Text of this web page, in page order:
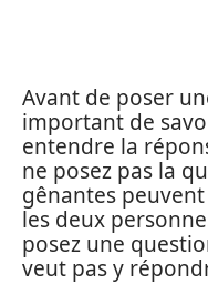
Avant de poser
important de
entendre la
ne posez pas la
gênantes
les deux
posez une
veut pas y